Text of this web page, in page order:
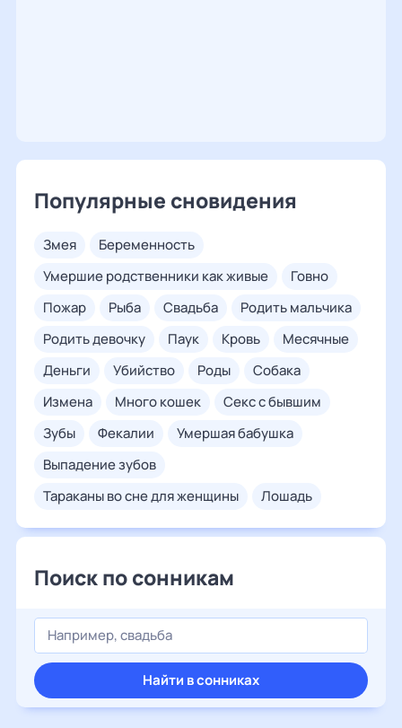
Популярные сновидения
змея
беременность
умершие родственники как живые
говно
пожар
рыба свадьба
родить мальчика
родить девочку
паук кровь
месячные
деньги
убийство роды
собака
измена
много кошек
секс с бывшим
зубы
фекалии
умершая бабушка
выпадение зубов
тараканы во сне для женщины
лошадь
Поиск по сонникам
Найти в сонниках